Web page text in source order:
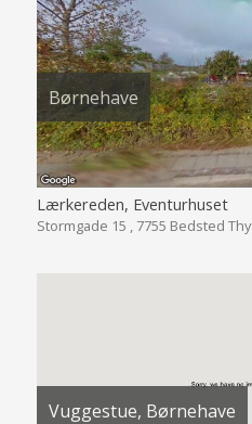
Børnehave
Lærkereden, Eventurhuset
Stormgade 15 , 7755 Bedsted Thy
Vuggestue, Børnehave